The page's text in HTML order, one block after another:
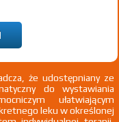
indziej
100%
że udostępniany ze
do wystawiania
ułatwiającym
leku w określonej